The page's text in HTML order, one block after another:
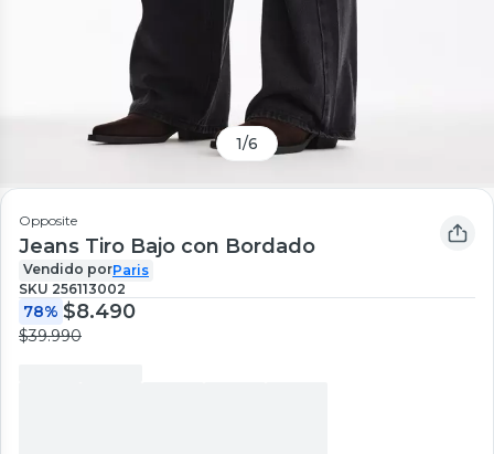
1/6
Opposite
Jeans Tiro Bajo con Bordado
Vendido porParis
SKU 256113002
78% $8.490
$39.990